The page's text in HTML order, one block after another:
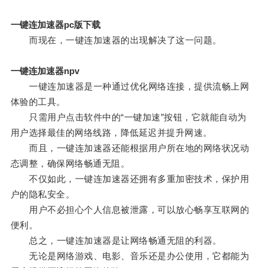
一键连加速器pc版下载
而现在，一键连加速器的出现解决了这一问题。
一键连加速器npv
一键连加速器是一种通过优化网络连接，提供流畅上网
体验的工具。
只需用户点击软件中的“一键加速”按钮，它就能自动为
用户选择最佳的网络线路，降低延迟并提升网速。
而且，一键连加速器还能根据用户所在地的网络状况动
态调整，确保网络畅通无阻。
不仅如此，一键连加速器还拥有多重加密技术，保护用
户的隐私安全。
用户不必担心个人信息被泄露，可以放心畅享互联网的
便利。
总之，一键连加速器是让网络畅通无阻的利器。
无论是网络游戏、电影、音乐还是办公使用，它都能为